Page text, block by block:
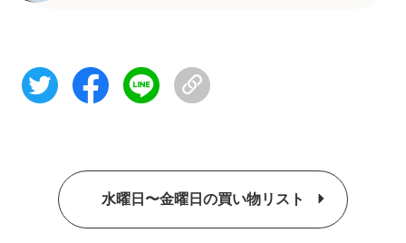
水曜日〜金曜日の買い物リスト